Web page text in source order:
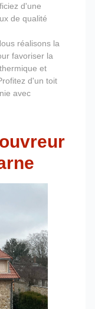
d'une
de qualité
réalisons la
favoriser la
et
d'un toit
avec